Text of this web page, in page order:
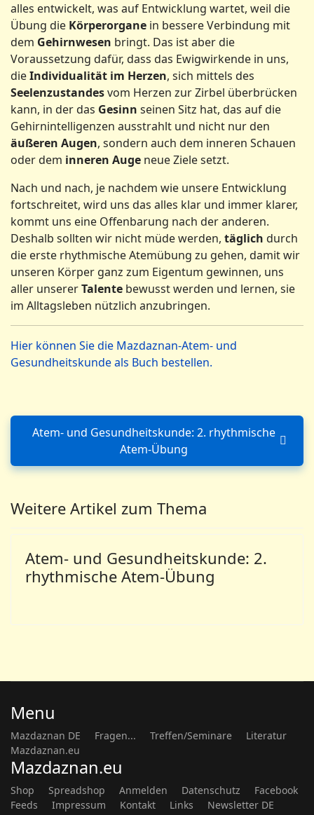
alles entwickelt, was auf Entwicklung wartet, weil die
Übung die Körperorgane in bessere Verbindung mit
dem Gehirnwesen bringt. Das ist aber die
Voraussetzung dafür, dass das Ewigwirkende in uns,
dieIndividualität im Herzen, sich mittels des
Seelenzustandesvom Herzen zur Zirbel überbrücken
kann, in der das Gesinn seinen Sitz hat, das auf die
Gehirnintelligenzen ausstrahlt und nicht nur den
äußeren Augen, sondern auch dem inneren Schauen
oder dem inneren Auge neue Ziele setzt.
Nach und nach, je nachdem wie unsere Entwicklung
fortschreitet, wird uns das alles klar und immer klarer,
kommt uns eine Offenbarung nach der anderen.
Deshalb sollten wir nicht müde werden, täglich durch
die erste rhythmische Atemübung zu gehen, damit wir
unseren Körper ganz zum Eigentum gewinnen, uns
aller unsererTalente bewusst werden und lernen, sie
im Alltagsleben nützlich anzubringen.
Hier können Sie die Mazdaznan-Atem- und
Gesundheitskunde als Buch bestellen.
Nächster Beitrag: Atem- und
Atem- und Gesundheitskunde: 2. rhythmische
Atem-Übung
Weitere Artikel zum Thema
Atem- und Gesundheitskunde: 2.
rhythmische Atem-Übung
Menu
Mazdaznan DE Fragen... Treffen/Seminare
Literatur
Mazdaznan.eu
Mazdaznan.eu
Shop Spreadshop Anmelden Datenschutz
Facebook
Feeds
Impressum Kontakt Links
Newsletter DE